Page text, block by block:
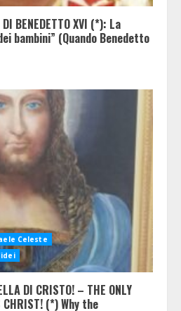
BENEDETTO XVI (*): La
bambini” (Quando Benedetto
Celeste
DI CRISTO! – THE ONLY
CHRIST! (*) Why the